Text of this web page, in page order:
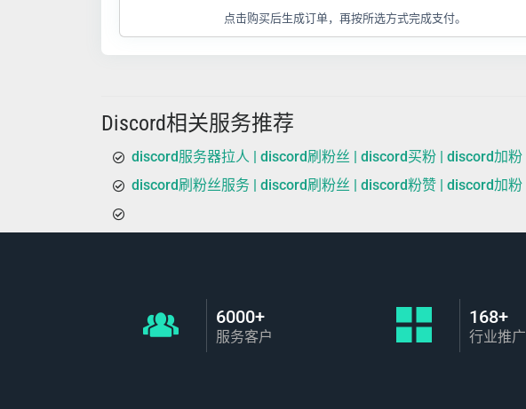
点击购买后生成订单，再按所选方式完成支付。
Discord相关服务推荐
discord服务器拉人 | discord刷粉丝 | discord买粉 | discord加粉
discord刷粉丝服务 | discord刷粉丝 | discord粉赞 | discord加粉
6000+
服务客户
168+
行业推广